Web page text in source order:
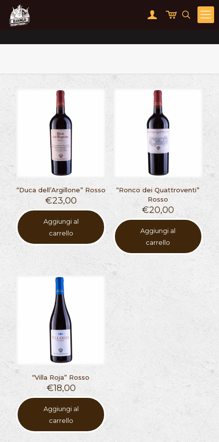
“Duca dell’Argillone” Rosso
€23,00
Aggiungi al
carrello
“Ronco dei Quattroventi”
Rosso
€20,00
Aggiungi al
carrello
“Villa Roja” Rosso
€18,00
Aggiungi al
carrello